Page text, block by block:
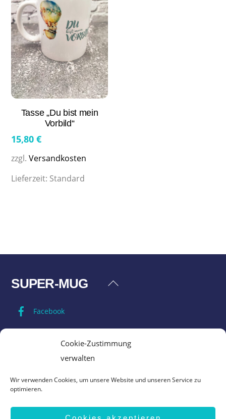
Cookie-Zustimmung
verwalten
Wir verwenden Cookies, um unsere Website und unseren Service zu
optimieren.
Tasse „Du bist mein
Vorbild“
15,80€
zzgl.Versandkosten
Lieferzeit: Standard
Back
SUPER-MUG
Facebook